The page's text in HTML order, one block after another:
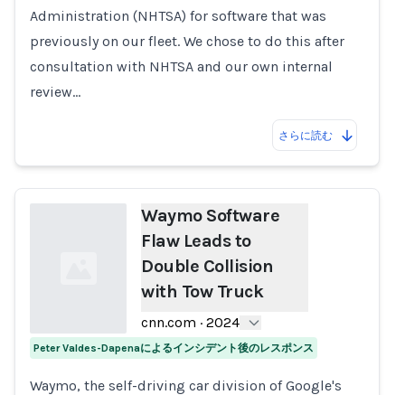
Administration (NHTSA) for software that was
previously on our fleet. We chose to do this after
consultation with NHTSA and our own internal
review…
さらに読む
Waymo Software
Flaw Leads to
Double Collision
with Tow Truck
cnn.com · 2024
Peter Valdes-Dapenaによるインシデント後のレスポンス
Waymo, the self-driving car division of Google's